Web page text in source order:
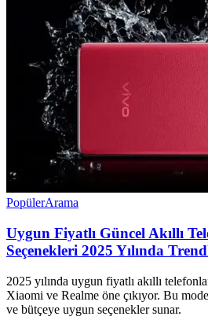
PopülerArama
Uygun Fiyatlı Güncel Akıllı
Seçenekleri 2025 Yılında
2025 yılında uygun fiyatlı akıllı
Xiaomi ve Realme öne çıkıyor. Bu
ve bütçeye uygun seçenekler sunar.